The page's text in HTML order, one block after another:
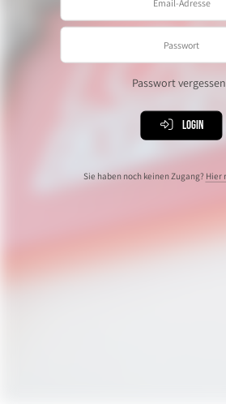
Passwort
Login
Sie haben noch keinen Zugang? Hier